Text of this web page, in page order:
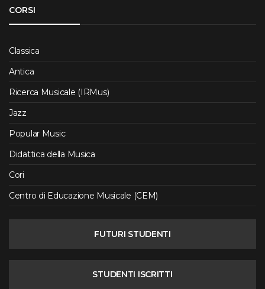
CORSI
Classica
Antica
Ricerca Musicale (IRMus)
Jazz
Popular Music
Didattica della Musica
Cori
Centro di Educazione Musicale (CEM)
FUTURI STUDENTI
STUDENTI ISCRITTI